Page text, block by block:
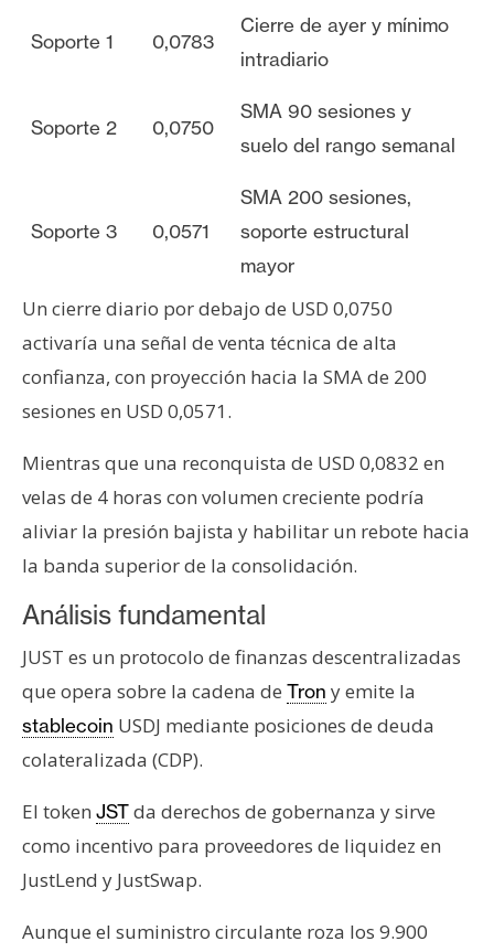
Soporte 1 0,0783
Cierre de ayer y mínimo
intradiario
Soporte 2 0,0750
SMA 90 sesiones y
suelo del rango semanal
Soporte 3 0,0571
SMA 200 sesiones,
soporte estructural
mayor
Un cierre diario por debajo de USD 0,0750
activaría una señal de venta técnica de alta
confianza, con proyección hacia la SMA de 200
sesiones en USD 0,0571.
Mientras que una reconquista de USD 0,0832 en
velas de 4 horas con volumen creciente podría
aliviar la presión bajista y habilitar un rebote hacia
la banda superior de la consolidación.
Análisis fundamental
JUST es un protocolo de finanzas descentralizadas
que opera sobre la cadena de Tron y emite la
stablecoin USDJ mediante posiciones de deuda
colateralizada (CDP).
El token JSTda derechos de gobernanza y sirve
como incentivo para proveedores de liquidez en
JustLend y JustSwap.
Aunque el suministro circulante roza los 9.900